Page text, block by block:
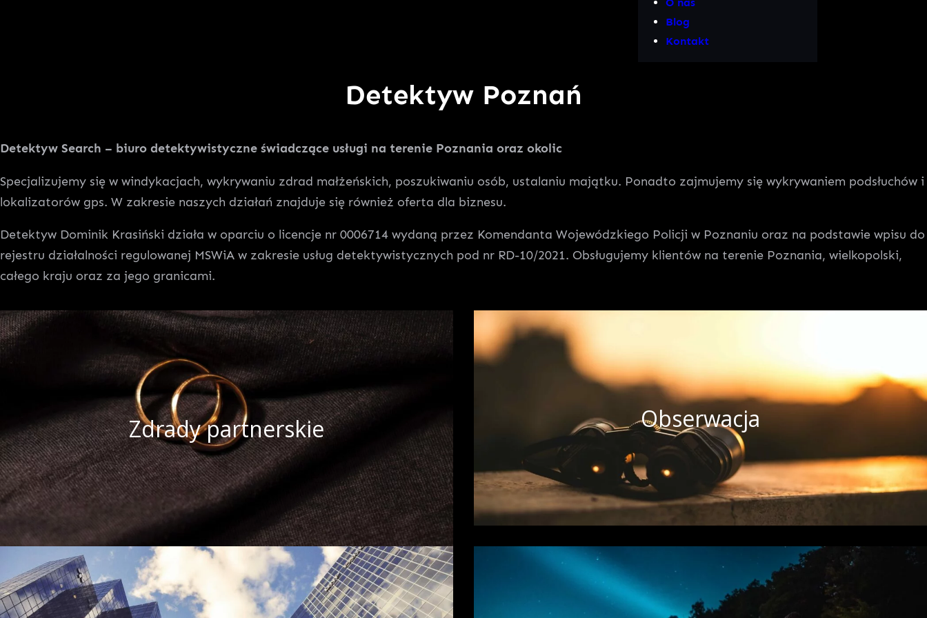
Blog
Kontakt
Detektyw Poznań
Detektyw Search – biuro detektywistyczne świadczące usługi na terenie Poznania oraz okolic
Specjalizujemy się w windykacjach, wykrywaniu zdrad małżeńskich, poszukiwaniu osób, ustalaniu majątku. Ponadto zajmujemy się wykrywaniem podsłuchów i
lokalizatorów gps. W zakresie naszych działań znajduje się również oferta dla biznesu.
Detektyw Dominik Krasiński działa w oparciu o licencje nr 0006714 wydaną przez Komendanta Wojewódzkiego Policji w Poznaniu oraz na podstawie wpisu do
rejestru działalności regulowanej MSWiA w zakresie usług detektywistycznych pod nr RD-10/2021. Obsługujemy klientów na terenie Poznania, wielkopolski,
całego kraju oraz za jego granicami.
Zdrady partnerskie
Zdrady partnerskie
Zweryfikujemy Państwa podejrzenia oraz dostarczymy dowody zdrady,
aby dać Państwu pewność bądź przywrócić spokój. Pomożemy aby
Państwa życie emocjonalne wróciło na właściwe tory a w przypadku
braku lojalności partnerki/partnera wspólne sprawy finansowe i
majątkowe rozegrały się na Państwa korzyść.
Obserwacja
Obserwacja
Obserwacja polega na zastosowaniu różnych technik mających na celu
zdobycie informacji o danym obiekcie (osoba, nieruchomość, pojazd) w
celu weryfikacji stanu faktycznego. Dzięki nowoczesnym i dyskretnym
technikom obserwacji jesteśmy w stanie zdobyć cenne informacje.
Zobacz więcej
Oferta dla biznesu Poszukiwania osób